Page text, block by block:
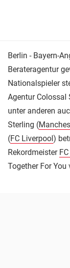
Berlin - Bayern-
Berateragentur
Nationalspieler
Agentur Colossal
unter anderen
Sterling (
(FC Liverpool)
Rekordmeister
Together For You